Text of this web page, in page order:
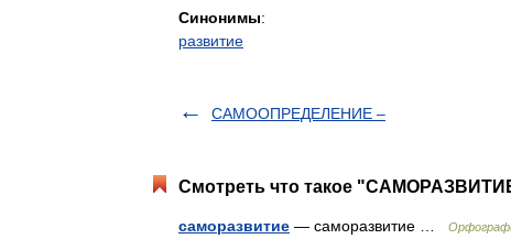
Синонимы:
развитие
САМООПРЕДЕЛЕНИЕ –
Смотреть что такое
саморазвитие — саморазвитие …